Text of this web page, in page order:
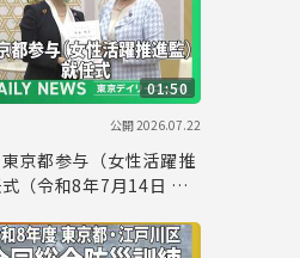
01:50
公開2026.07.22
東京都参与（女性活躍推
（令和8年7月14日 東